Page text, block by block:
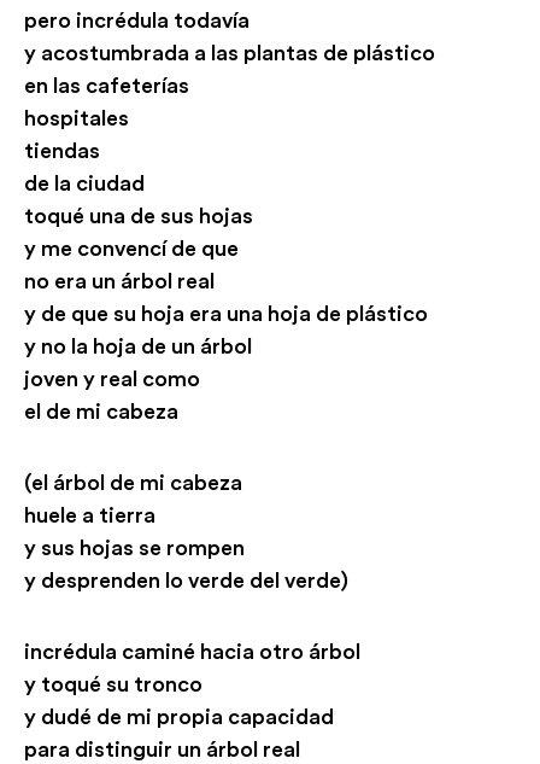
pero incrédula todavía
y acostumbrada a las plantas de plástico
en las cafeterías
hospitales
tiendas
de la ciudad
toqué una de sus hojas
y me convencí de que
no era un árbol real
y de que su hoja era una hoja de plástico
y no la hoja de un árbol
joven y real como
el de mi cabeza
(el árbol de mi cabeza
huele a tierra
y sus hojas se rompen
y desprenden lo verde del verde)
incrédula caminé hacia otro árbol
y toqué su tronco
y dudé de mi propia capacidad
para distinguir un árbol real